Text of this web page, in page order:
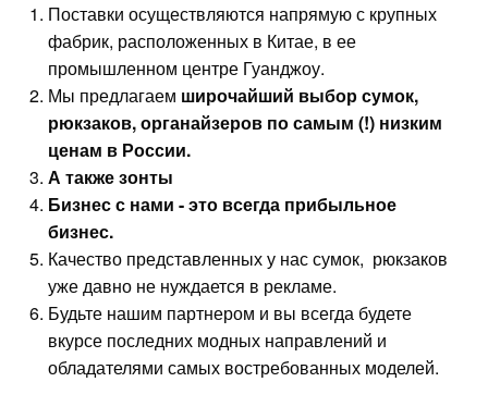
Поставки осуществляются напрямую с крупных
фабрик, расположенных в Китае, в ее
промышленном центре Гуанджоу.
Мы предлагаем широчайший выбор сумок,
рюкзаков, органайзеров по самым (!) низким
ценам в России.
А также зонты
Бизнес с нами - это всегда прибыльное
бизнес.
Качество представленных у нас сумок, рюкзаков
уже давно не нуждается в рекламе.
Будьте нашим партнером и вы всегда будете
вкурсе последних модных направлений и
обладателями самых востребованных моделей.